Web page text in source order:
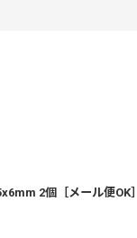
2個［メール便OK］